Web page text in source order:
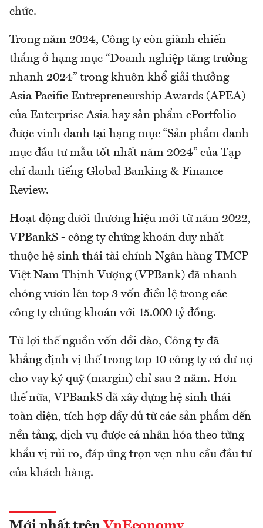
chức.
Trong năm 2024, Công ty còn giành chiến
thắng ở hạng mục “Doanh nghiệp tăng trưởng
nhanh 2024” trong khuôn khổ giải thưởng
Asia Pacific Entrepreneurship Awards (APEA)
của Enterprise Asia hay sản phẩm ePortfolio
được vinh danh tại hạng mục “Sản phẩm danh
mục đầu tư mẫu tốt nhất năm 2024” của Tạp
chí danh tiếng Global Banking & Finance
Review.
Hoạt động dưới thương hiệu mới từ năm 2022,
VPBankS - công ty chứng khoán duy nhất
thuộc hệ sinh thái tài chính Ngân hàng TMCP
Việt Nam Thịnh Vượng (VPBank) đã nhanh
chóng vươn lên top 3 vốn điều lệ trong các
công ty chứng khoán với 15.000 tỷ đồng.
Từ lợi thế nguồn vốn dồi dào, Công ty đã
khẳng định vị thế trong top 10 công ty có dư nợ
cho vay ký quỹ (margin) chỉ sau 2 năm. Hơn
thế nữa, VPBankS đã xây dựng hệ sinh thái
toàn diện, tích hợp đầy đủ từ các sản phẩm đến
nền tảng, dịch vụ được cá nhân hóa theo từng
khẩu vị rủi ro, đáp ứng trọn vẹn nhu cầu đầu tư
của khách hàng.